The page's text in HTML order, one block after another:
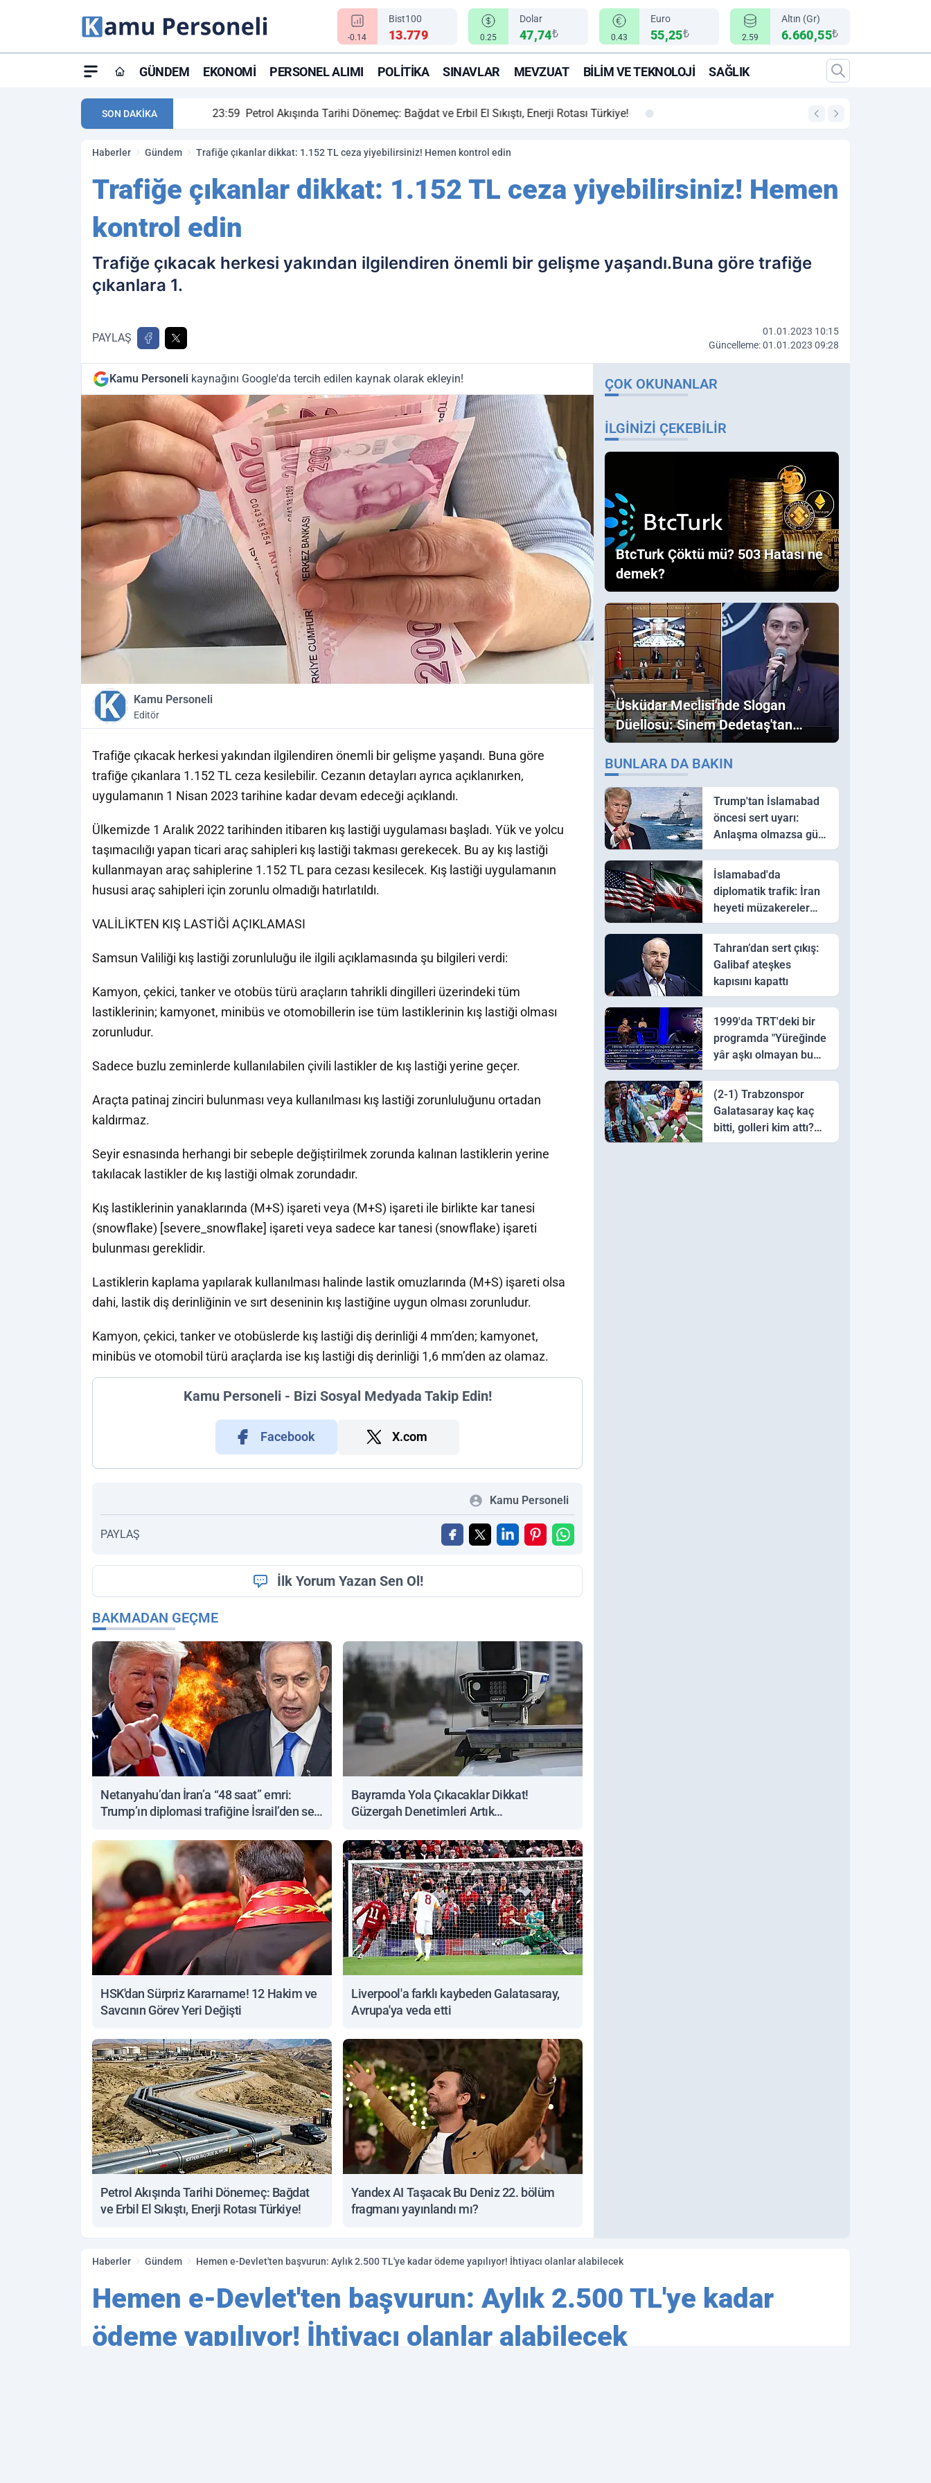
-0.14
Bist100
13.779 0.25
Dolar
47,74₺ 0.43
Euro
55,25₺ 2.59
Altın (Gr)
6.660,55₺
GÜNDEM EKONOMI PERSONEL ALIMI POLITIKA SINAVLAR MEVZUAT BILIM VE TEKNOLOJI SAĞLIK
SON DAKİKA
maç özeti ve golleri! Petrol Akışında Tarihi Dönemeç: Bağdat ve Erbil El Sıkıştı, Enerji Rotası Türkiye! 00:12
Haberler Gündem Trafiğe çıkanlar dikkat: 1.152 TL ceza yiyebilirsiniz! Hemen kontrol edin
Trafiğe çıkanlar dikkat: 1.152 TL ceza yiyebilirsiniz! Hemen
kontrol edin
Trafiğe çıkacak herkesi yakından ilgilendiren önemli bir gelişme yaşandı.Buna göre trafiğe
çıkanlara 1.
PAYLAŞ
01.01.2023 10:15
Güncelleme: 01.01.2023 09:28
Kamu Personeli kaynağını Google'da tercih edilen kaynak olarak ekleyin!
Kamu Personeli
Editör
Trafiğe çıkacak herkesi yakından ilgilendiren önemli bir gelişme yaşandı. Buna göre
trafiğe çıkanlara 1.152 TL ceza kesilebilir. Cezanın detayları ayrıca açıklanırken,
uygulamanın 1 Nisan 2023 tarihine kadar devam edeceği açıklandı.
Ülkemizde 1 Aralık 2022 tarihinden itibaren kış lastiği uygulaması başladı. Yük ve yolcu
taşımacılığı yapan ticari araç sahipleri kış lastiği takması gerekecek. Bu ay kış lastiği
kullanmayan araç sahiplerine 1.152 TL para cezası kesilecek. Kış lastiği uygulamanın
hususi araç sahipleri için zorunlu olmadığı hatırlatıldı.
VALİLİKTEN KIŞ LASTİĞİ AÇIKLAMASI
Samsun Valiliği kış lastiği zorunluluğu ile ilgili açıklamasında şu bilgileri verdi:
Kamyon, çekici, tanker ve otobüs türü araçların tahrikli dingilleri üzerindeki tüm
lastiklerinin; kamyonet, minibüs ve otomobillerin ise tüm lastiklerinin kış lastiği olması
zorunludur.
Sadece buzlu zeminlerde kullanılabilen çivili lastikler de kış lastiği yerine geçer.
Araçta patinaj zinciri bulunması veya kullanılması kış lastiği zorunluluğunu ortadan
kaldırmaz.
Seyir esnasında herhangi bir sebeple değiştirilmek zorunda kalınan lastiklerin yerine
takılacak lastikler de kış lastiği olmak zorundadır.
Kış lastiklerinin yanaklarında (M+S) işareti veya (M+S) işareti ile birlikte kar tanesi
(snowflake) [severe_snowflake] işareti veya sadece kar tanesi (snowflake) işareti
bulunması gereklidir.
Lastiklerin kaplama yapılarak kullanılması halinde lastik omuzlarında (M+S) işareti olsa
dahi, lastik diş derinliğinin ve sırt deseninin kış lastiğine uygun olması zorunludur.
Kamyon, çekici, tanker ve otobüslerde kış lastiği diş derinliği 4 mm’den; kamyonet,
minibüs ve otomobil türü araçlarda ise kış lastiği diş derinliği 1,6 mm’den az olamaz.
Kamu Personeli - Bizi Sosyal Medyada Takip Edin!
Facebook X.com
Kamu Personeli
PAYLAŞ
İlk Yorum Yazan Sen Ol!
BAKMADAN GEÇME
Netanyahu’dan İran’a “48 saat” emri:
Trump’ın diplomasi trafiğine İsrail’den sert
Bayramda Yola Çıkacaklar Dikkat!
Güzergah Denetimleri Artık
HSK'dan Sürpriz Kararname! 12 Hakim ve
Savcının Görev Yeri Değişti
Liverpool'a farklı kaybeden Galatasaray,
Avrupa'ya veda etti
Petrol Akışında Tarihi Dönemeç: Bağdat
ve Erbil El Sıkıştı, Enerji Rotası Türkiye!
Yandex AI Taşacak Bu Deniz 22. bölüm
fragmanı yayınlandı mı?
ÇOK OKUNANLAR
İLGINIZI ÇEKEBILIR
BtcTurk Çöktü mü? 503 Hatası ne
demek?
Üsküdar Meclisi'nde Slogan
Düellosu: Sinem Dedetaş'tan
Ezber Bozan "Erdoğan" ve
"İmamoğlu" Çıkışı!
BUNLARA DA BAKIN
Trump'tan İslamabad
öncesi sert uyarı:
Anlaşma olmazsa güç
kullanırız
İslamabad'da
diplomatik trafik: İran
heyeti müzakereler
için Pakistan'a ulaştı
Tahran’dan sert çıkış:
Galibaf ateşkes
kapısını kapattı
1999'da TRT'deki bir
programda "Yüreğinde
yâr aşkı olmayan bu
sazı çalarsa tingirdatır"
sözünü söyleyen halk
ozanı hangisidir?
(2-1) Trabzonspor
Galatasaray kaç kaç
bitti, golleri kim attı?
Trabzonspor
Haberler Gündem Hemen e-Devlet'ten başvurun: Aylık 2.500 TL'ye kadar ödeme yapılıyor! İhtiyacı olanlar alabilecek
Hemen e-Devlet'ten başvurun: Aylık 2.500 TL'ye kadar
ödeme yapılıyor! İhtiyacı olanlar alabilecek